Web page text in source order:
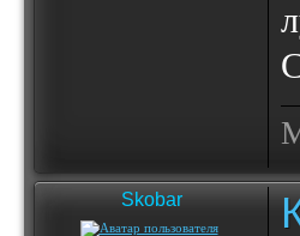
Skobar